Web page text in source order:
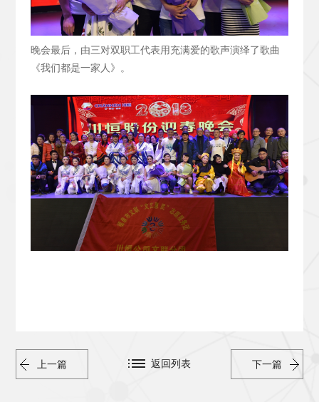
晚会最后，由三对双职工代表用充满爱的歌声演绎了歌曲
《我们都是一家人》。
上一篇 下一篇
返回列表